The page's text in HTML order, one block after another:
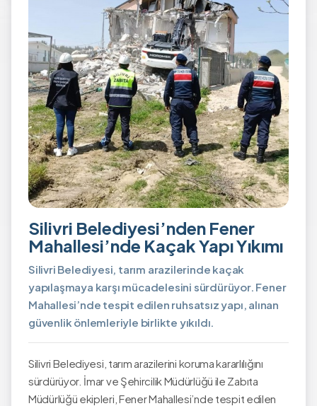
Silivri Belediyesi’nden Fener
Mahallesi’nde Kaçak Yapı Yıkımı
Silivri Belediyesi, tarım arazilerinde kaçak
yapılaşmaya karşı mücadelesini sürdürüyor. Fener
Mahallesi’nde tespit edilen ruhsatsız yapı, alınan
güvenlik önlemleriyle birlikte yıkıldı.
Silivri Belediyesi, tarım arazilerini koruma kararlılığını
sürdürüyor. İmar ve Şehircilik Müdürlüğü ile Zabıta
Müdürlüğü ekipleri, Fener Mahallesi’nde tespit edilen